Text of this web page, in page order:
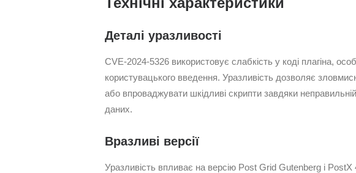
Деталі уразливості
CVE-2024-5326 використовує слабкість у коді плагіна,
користувацького введення. Уразливість дозволяє
або впроваджувати шкідливі скрипти завдяки
даних.
Вразливі версії
Уразливість впливає на версію Post Grid Gutenberg і PostX